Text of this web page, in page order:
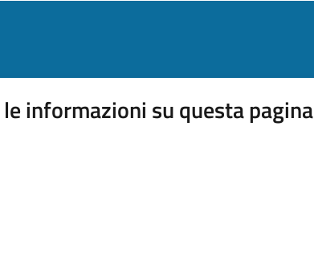
informazioni su questa